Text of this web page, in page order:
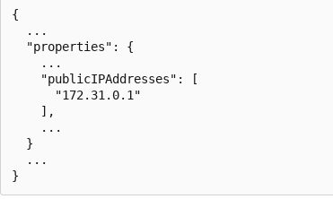
{
  ...
  "properties": {
    ...
    "publicIPAddresses": [
      "172.31.0.1"
    ],
    ...
  }
  ...